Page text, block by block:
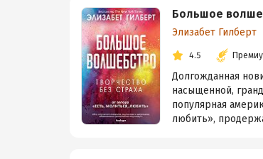
Большое
Элизабет Гилберт
4.5
Долгожданная
насыщенной,
популярная
любить»,